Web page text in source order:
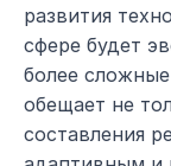
развития
сфере будет
более
обещает не
составления